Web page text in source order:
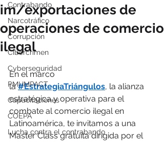
Contrabando
Narcotráfico
Corrupción
Cibercrimen
Cyberseguridad
PMI IMPACT
Capacitaciones
COEPA
Lucha contra el contrabando
im/exportaciones de
operaciones de comercio
ilegal
En el marco
la #EstrategiaTriángulos, la alianza
estratégica y operativa para el
combate al comercio ilegal en
Latinoamérica, te invitamos a una
Master Class gratuita dirigida por el